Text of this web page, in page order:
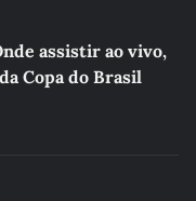
assistir ao vivo,
Copa do Brasil